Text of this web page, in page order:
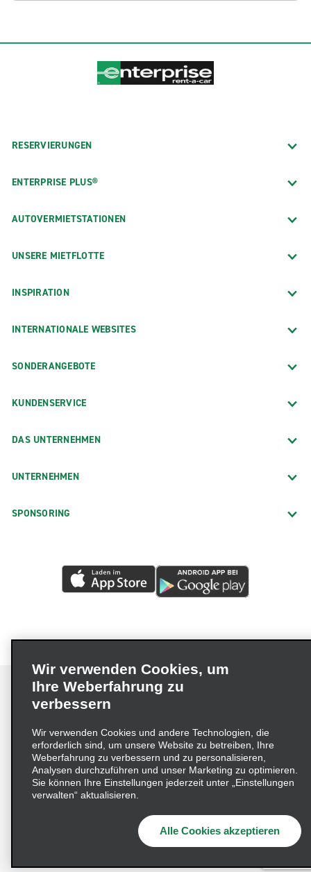
RESERVIERUNGEN
ENTERPRISE PLUS®
AUTOVERMIETSTATIONEN
UNSERE MIETFLOTTE
INSPIRATION
INTERNATIONALE WEBSITES
SONDERANGEBOTE
KUNDENSERVICE
DAS UNTERNEHMEN
UNTERNEHMEN
SPONSORING
Impressum Nutzungsbedingungen
Datenschutzrichtlinie
Cookie-Richtlinie
Datenschutzoptionen
Lieferkettensorgfaltspflichtengesetz (LkSG) Grundsatzerklärung
Beschwerdeverfahren nach dem
© 2026 Enterprise Holdings, Inc. Alle Rechte vorbehalten
Wir verwenden Cookies, um
Ihre Weberfahrung zu
verbessern
Wir verwenden Cookies und andere Technologien, die
erforderlich sind, um unsere Website zu betreiben, Ihre
Weberfahrung zu verbessern und zu personalisieren,
Analysen durchzuführen und unser Marketing zu optimieren.
Sie können Ihre Einstellungen jederzeit unter „Einstellungen
verwalten“ aktualisieren.
Alle Cookies akzeptieren